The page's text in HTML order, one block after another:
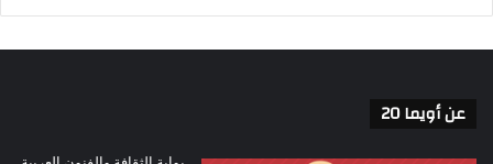
واختتم باليس قائلاً: “يمكن أن تؤدي الحيل
البسيطة مثل استخدام الأضواء الصغيرة أو
عن أويما 20